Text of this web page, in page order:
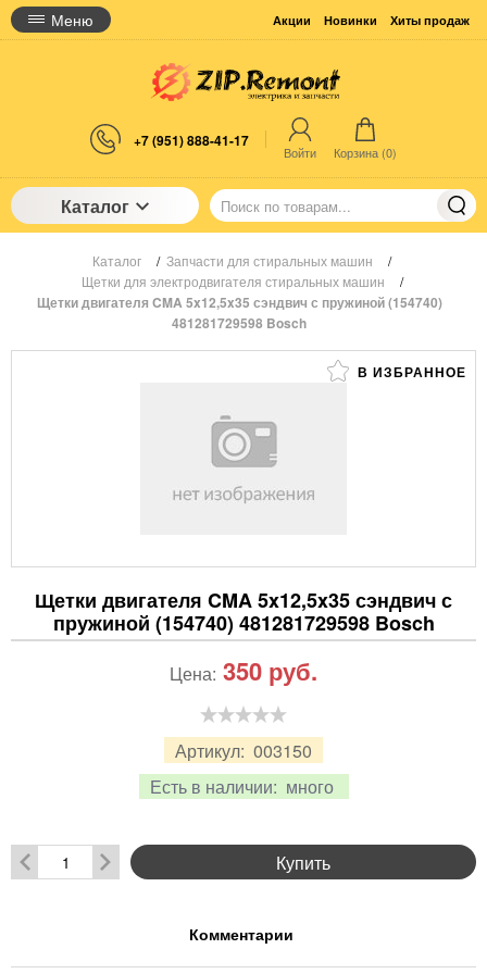
Меню Акции Новинки Хиты продаж
+7 (951) 888-41-17
Войти Корзина (0)
Каталог
Каталог / Запчасти для стиральных машин
/
Щетки для электродвигателя стиральных машин
/
Щетки двигателя CMA 5x12,5x35 сэндвич с пружиной (154740)
481281729598 Bosch
В ИЗБРАННОЕ
Щетки двигателя CMA 5x12,5x35 сэндвич с
пружиной (154740) 481281729598 Bosch
Артикул: 003150
Есть в наличии: много
Цена: 350 руб.
Купить
Комментарии